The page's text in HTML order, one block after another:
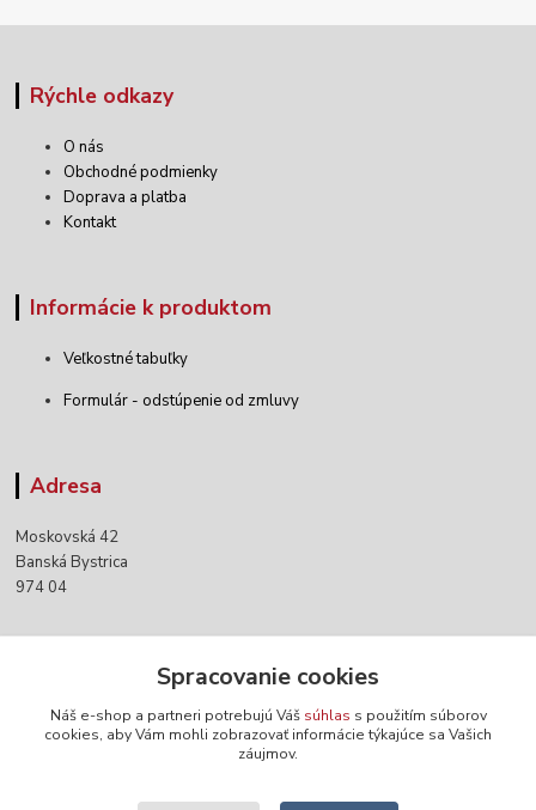
Rýchle odkazy
O nás
Obchodné podmienky
Doprava a platba
Kontakt
Informácie k produktom
Veľkostné tabuľky
Formulár - odstúpenie od zmluvy
Adresa
Moskovská 42
Banská Bystrica
974 04
+421 903 152 158
Spracovanie cookies
Náš e-shop a partneri potrebujú Váš súhlas s použitím súborov
cookies, aby Vám mohli zobrazovať informácie týkajúce sa Vašich
záujmov.